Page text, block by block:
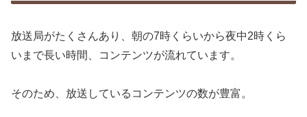
放送局がたくさんあり、朝の7時くらいから夜中2時くら
いまで長い時間、コンテンツが流れています。
そのため、放送しているコンテンツの数が豊富。